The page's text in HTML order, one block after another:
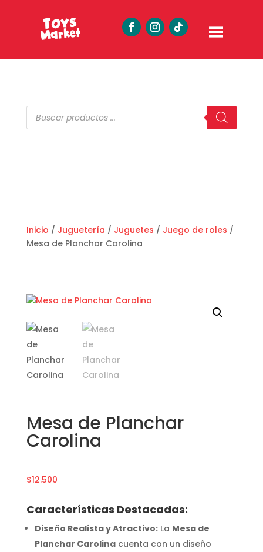
Búsqueda
de
productos
Inicio / Juguetería / Juguetes / Juego de roles /
Mesa de Planchar Carolina
Mesa de Planchar
Carolina
$12.500
Características Destacadas:
Diseño Realista y Atractivo:La Mesa de
Planchar Carolinacuenta con un diseño